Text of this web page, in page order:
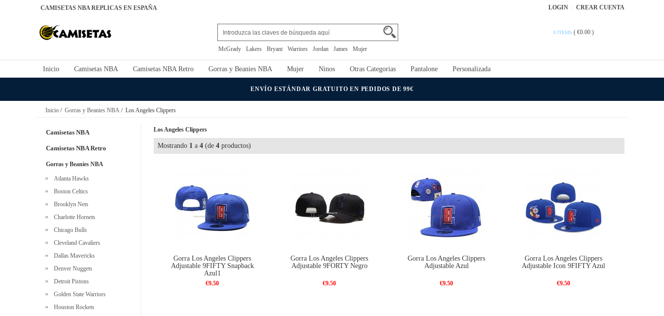
CAMISETAS NBA REPLICAS EN ESPAÑA LOGIN CREAR CUENTA
McGrady Lakers Bryant Warriors Jordan James Mujer
0 ITEMS ( €0.00 )
Inicio Camisetas NBA Camisetas NBA Retro Gorras y Beanies NBA Mujer Ninos Otras Categorias Pantalone Personalizada
ENVÍO ESTÁNDAR GRATUITO EN PEDIDOS DE 99€
Inicio / Gorras y Beanies NBA / Los Angeles Clippers
Camisetas NBA
Camisetas NBA Retro
Gorras y Beanies NBA
Atlanta Hawks
Boston Celtics
Brooklyn Nets
Charlotte Hornets
Chicago Bulls
Cleveland Cavaliers
Dallas Mavericks
Denver Nuggets
Detroit Pistons
Golden State Warriors
Houston Rockets
Los Angeles Clippers
Mostrando 1 a 4 (de 4 productos)
Gorra Los Angeles Clippers
Adjustable 9FIFTY Snapback
Azul1
€9.50
Gorra Los Angeles Clippers
Adjustable 9FORTY Negro
€9.50
Gorra Los Angeles Clippers
Adjustable Azul
€9.50
Gorra Los Angeles Clippers
Adjustable Icon 9FIFTY Azul
€9.50